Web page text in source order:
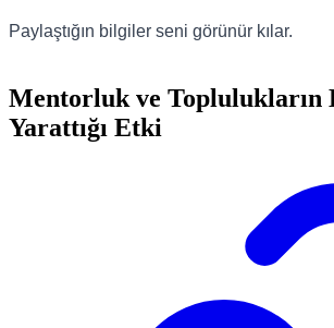
Paylaştığın bilgiler seni görünür kılar.
Mentorluk ve
Yarattığı Etki